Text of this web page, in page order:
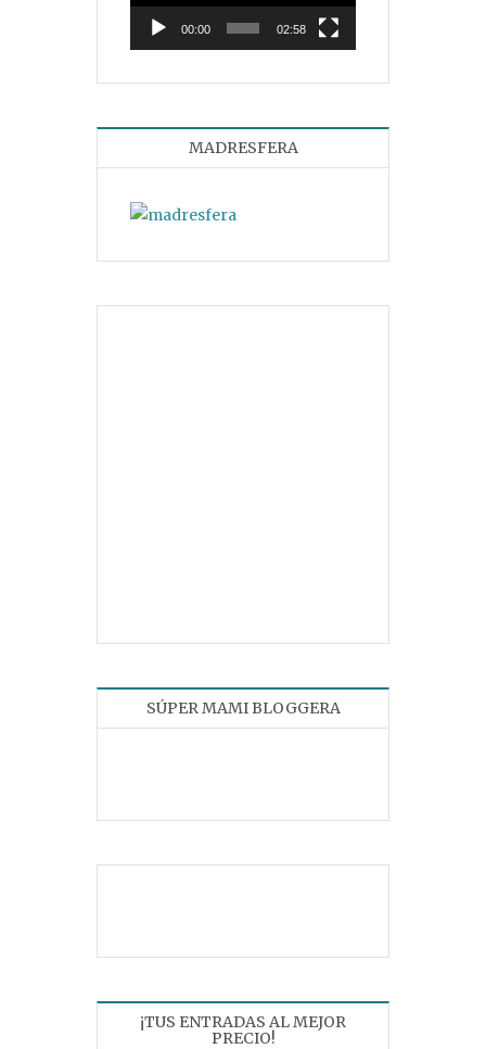
00:00 02:58
MADRESFERA
SÚPER MAMI BLOGGERA
¡TUS ENTRADAS AL MEJOR
PRECIO!